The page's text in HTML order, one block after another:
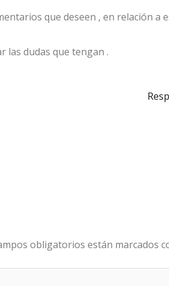
que deseen , en relación a
las dudas que tengan .
obligatorios están marcados